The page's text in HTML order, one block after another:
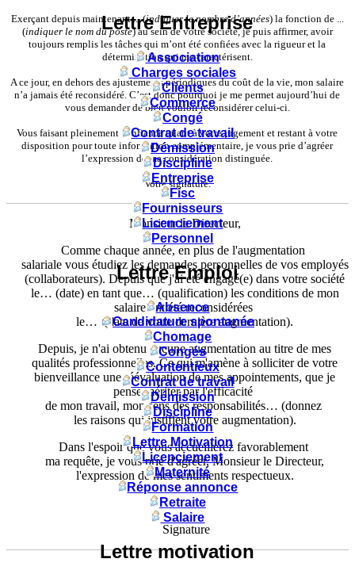
Exerçant depuis maintenant ... (indiquer le nombre d’années) la fonction de ...
(indiquer le nom du poste) au sein de votre société, je puis affirmer, avoir
toujours remplis les tâches qui m’ont été confiées avec la rigueur et la
détermination qui me caractérisent.
A ce jour, en dehors des ajustements périodiques du coût de la vie, mon salaire
n’a jamais été reconsidéré. C’est donc pourquoi je me permet aujourd’hui de
vous demander de bien vouloir reconsidérer celui-ci.
Vous faisant pleinement confiance quant à votre jugement et restant à votre
disposition pour toute information complémentaire, je vous prie d’agréer
l’expression de ma considération distinguée.
Votre signature.
Monsieur le Directeur,
Comme chaque année, en plus de l'augmentation
salariale vous étudiez les demandes personnelles de vos employés
(collaborateurs). Depuis que j'ai été engagé(e) dans votre société
le… (date) en tant que… (qualification) les conditions de mon
salaire ont été reconsidérées
le… (date de votre dernière augmentation).
Depuis, je n'ai obtenu aucune augmentation au titre de mes
qualités professionnelles. Ce qui m'amène à solliciter de votre
bienveillance une réévaluation de mes appointements, que je
pense mériter par l'efficacité
de mon travail, mon sens des responsabilités… (donnez
les raisons qui justifient votre augmentation).
Dans l'espoir que vous accueillerez favorablement
ma requête, je vous prie d'agréer, Monsieur le Directeur,
l'expression de mes sentiments respectueux.
Signature
Lettre Entreprise
Association
Charges sociales
Clients
Commerce
Congé
Contrat de travail
Démission
Discipline
Entreprise
Fisc
Fournisseurs
Licenciement
Personnel
Lettre Emploi
Absence
Candidature spontanée
Chomage
Congés
Contentieux
Contrat de travail
Démission
Discipline
Formation
Lettre Motivation
Licenciement
Maternité
Réponse annonce
Retraite
Salaire
Lettre motivation